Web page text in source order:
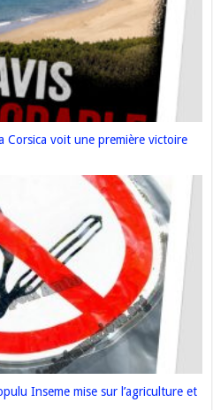
Corsica voit une première victoire
Inseme mise sur l’agriculture et